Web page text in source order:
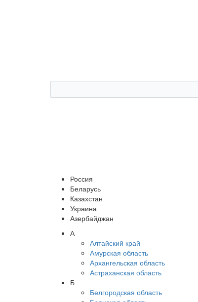
Россия
Беларусь
Казахстан
Украина
Азербайджан
А
Алтайский край
Амурская область
Архангельская область
Астраханская область
Б
Белгородская область